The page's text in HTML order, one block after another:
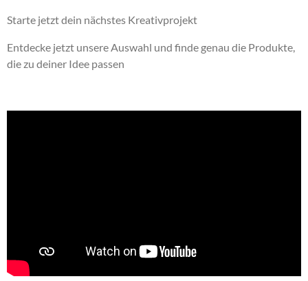
Starte jetzt dein nächstes Kreativprojekt
Entdecke jetzt unsere Auswahl und finde genau die Produkte,
die zu deiner Idee passen